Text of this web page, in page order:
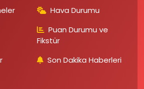
Hava Durumu
Puan Durumu ve
Fikstür
Son Dakika Haberleri